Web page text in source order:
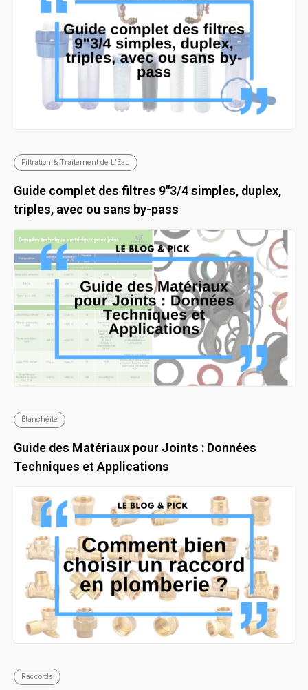
Filtration & Traitement de L'Eau
Guide complet des filtres 9"3/4 simples, duplex,
triples, avec ou sans by-pass
Étanchéité
Guide des Matériaux pour Joints : Données
Techniques et Applications
Raccords